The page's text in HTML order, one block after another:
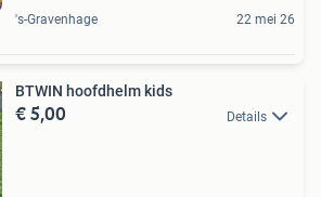
's-Gravenhage 22 mei 26
BTWIN hoofdhelm kids
€ 5,00 Details